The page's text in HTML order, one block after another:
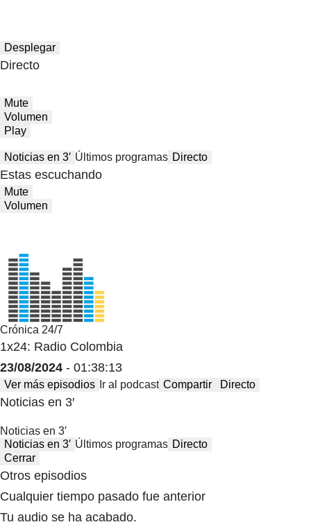
Desplegar
Directo
Mute
Volumen
Play
Noticias en 3′ Últimos programas Directo
Estas escuchando
Mute
Volumen
Crónica 24/7
1x24: Radio Colombia
23/08/2024 - 01:38:13
Ver más episodios Ir al podcast Compartir Directo
Noticias en 3′
Noticias en 3′
Noticias en 3′ Últimos programas Directo
Cerrar
Otros episodios
Cualquier tiempo pasado fue anterior
Tu audio se ha acabado.